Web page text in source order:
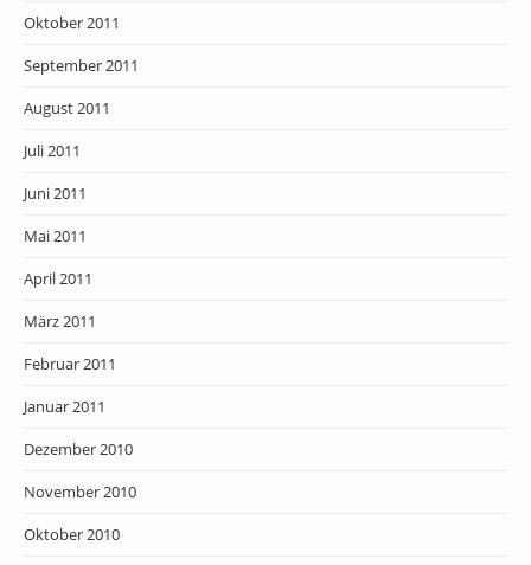
Oktober 2011
September 2011
August 2011
Juli 2011
Juni 2011
Mai 2011
April 2011
März 2011
Februar 2011
Januar 2011
Dezember 2010
November 2010
Oktober 2010